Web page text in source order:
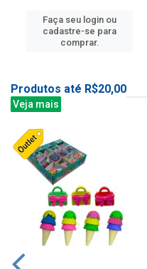
Faça seu login ou
cadastre-se para
comprar.
Produtos até R$20,00
Veja mais